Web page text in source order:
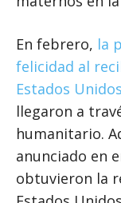
En febrero, la
felicidad al
Estados Unidos
llegaron a
humanitario.
anunciado en
obtuvieron la